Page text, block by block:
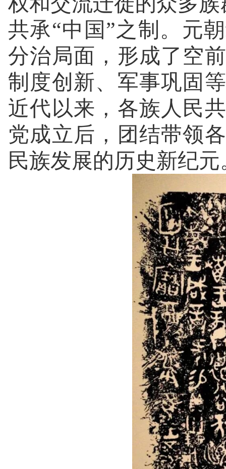
共承“中国”之制。元
分治局面，形成了空
制度创新、军事巩固
近代以来，各族人民
党成立后，团结带领
民族发展的历史新纪元